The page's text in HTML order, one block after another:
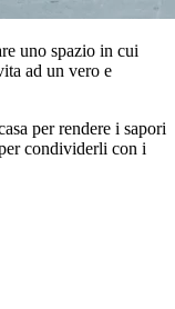
uno spazio in cui
ad un vero e
per rendere i sapori
condividerli con i